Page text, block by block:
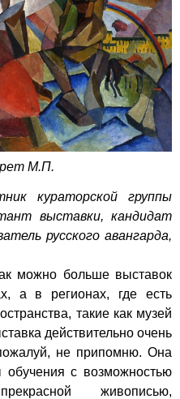
М.П.
кураторской группы
выставки, кандидат
русского авангарда,
можно больше выставок
а в регионах, где есть
такие как музей
действительно очень
не припомню. Она
с возможностью
живописью,